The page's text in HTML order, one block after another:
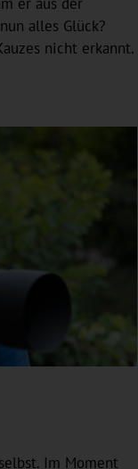
alles Glück?
nicht erkannt.
Im Moment